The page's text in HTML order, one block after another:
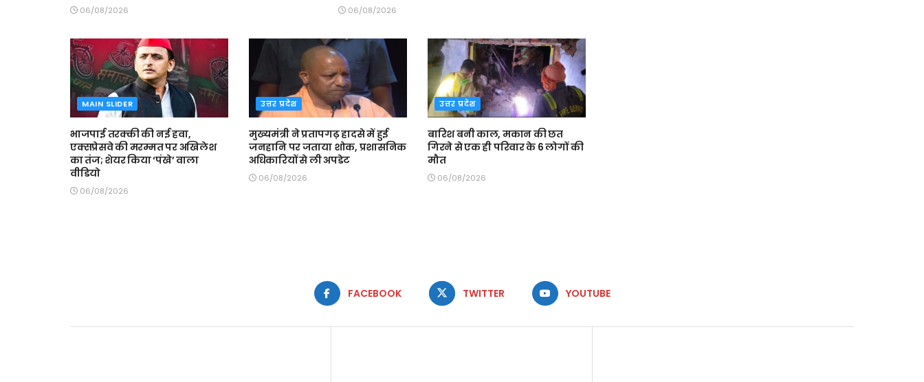
06/08/2026 06/08/2026
MAIN SLIDER
भाजपाई तरक्की की नई हवा,
एक्सप्रेसवे की मरम्मत पर अखिलेश
का तंज; शेयर किया ‘पंखे’ वाला
वीडियो
06/08/2026
उत्तर प्रदेश
मुख्यमंत्री ने प्रतापगढ़ हादसे में हुई
जनहानि पर जताया शोक, प्रशासनिक
अधिकारियों से ली अपडेट
06/08/2026
उत्तर प्रदेश
बारिश बनी काल, मकान की छत
गिरने से एक ही परिवार के 6 लोगों की
मौत
06/08/2026
FACEBOOK TWITTER YOUTUBE